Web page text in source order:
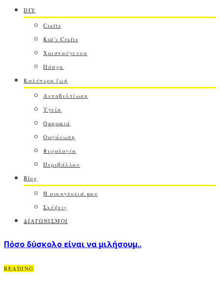
DIY
Crafts
Kid's Crafts
Χριστούγεννα
Πάσχα
Καλύτερη ζωή
Αυτοβελτίωση
Υγεία
Ομορφιά
Οργάνωση
Ψυχολογία
Περιβάλλον
Blog
Η οικογένειά μου
Σκέψεις
ΔΙΑΓΩΝΙΣΜΟΙ
Πόσο δύσκολο είναι να μιλήσουμ..
READING